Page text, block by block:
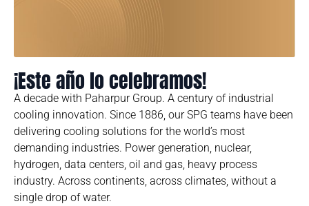
¡Este año lo celebramos!
A decade with Paharpur Group. A century of industrial
cooling innovation. Since 1886, our SPG teams have been
delivering cooling solutions for the world’s most
demanding industries. Power generation, nuclear,
hydrogen, data centers, oil and gas, heavy process
industry. Across continents, across climates, without a
single drop of water.